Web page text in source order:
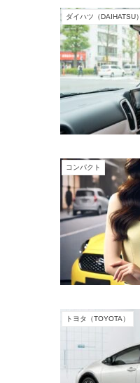
ダイハツ（DAIHATSU）
コンパクト
トヨタ（TOYOTA）